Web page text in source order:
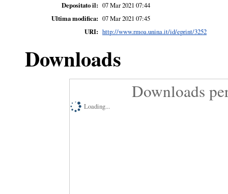
Depositato il: 07 Mar 2021 07:44
Ultima modifica: 07 Mar 2021 07:45
URI: http://www.rmoa.unina.it/id/eprint/3252
Downloads
Downloads
Loading...